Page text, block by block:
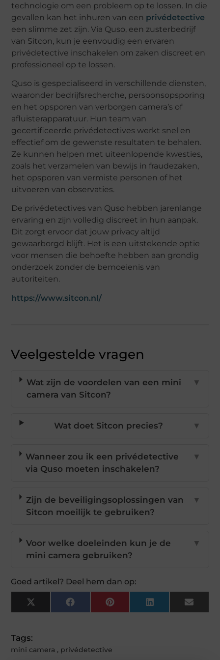
technologie om een probleem op te lossen. In die
gevallen kan het inhuren van een privédetective
een slimme zet zijn. Via Quso, een zusterbedrijf
van Sitcon, kun je eenvoudig een ervaren
privédetective inschakelen om zaken discreet en
professioneel op te lossen.
Quso is gespecialiseerd in verschillende diensten,
waaronder bedrijfsrecherche, persoonsopsporing
en het opsporen van verborgen camera’s of
afluisterapparatuur. Hun team van
gecertificeerde privédetectives werkt snel en
effectief om de gewenste resultaten te behalen.
Ze kunnen helpen met uiteenlopende kwesties,
zoals het verzamelen van bewijs in fraudezaken,
het opsporen van vermiste personen of het
uitvoeren van observaties.
De privédetectives van Quso hebben jarenlange
ervaring en zijn volledig discreet in hun aanpak.
Dit zorgt ervoor dat jouw privacy altijd
gewaarborgd blijft. Het is een uitstekende optie
voor mensen die behoefte hebben aan grondig
onderzoek zonder de bemoeienis van
autoriteiten.
https://www.sitcon.nl/
Veelgestelde vragen
Wat zijn de voordelen van een mini
camera van Sitcon?
▼
Wat doet Sitcon precies? ▼
Wanneer zou ik een privédetective
via Quso moeten inschakelen?
▼
Zijn de beveiligingsoplossingen van
Sitcon moeilijk te gebruiken?
▼
Voor welke doeleinden kun je de
mini camera gebruiken?
▼
Goed artikel? Deel hem dan op:
X
(Twitter)
FacebookPinterestLinkedInEmail
Tags:
mini camera , privédetective